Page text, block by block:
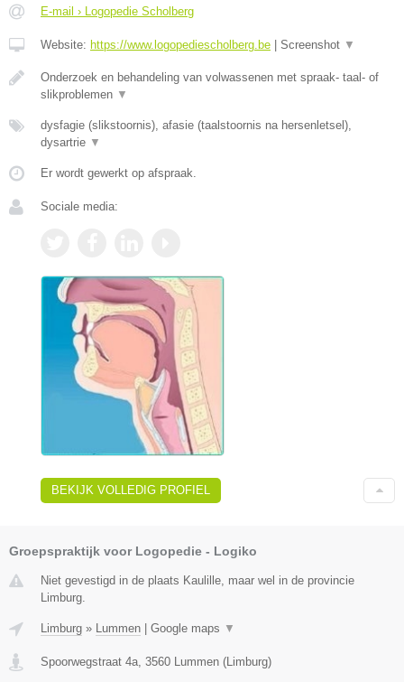
E-mail › Logopedie Scholberg
Website: https://www.logopediescholberg.be Screenshot ▼
Onderzoek en behandeling van volwassenen met spraak- taal- of
slikproblemen ▼
dysfagie (slikstoornis), afasie (taalstoornis na hersenletsel),
dysartrie ▼
Er wordt gewerkt op afspraak.
Sociale media:
BEKIJK VOLLEDIG PROFIEL
Groepspraktijk voor Logopedie - Logiko
Niet gevestigd in de plaats Kaulille, maar wel in de provincie
Limburg.
Limburg » Lummen Google maps ▼
Spoorwegstraat 4a, 3560 Lummen (Limburg)